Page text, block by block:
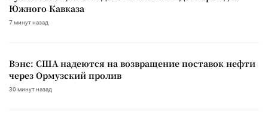
Южного Кавказа
7 минут назад
Вэнс: США надеются на возвращение поставок нефти
через Ормузский пролив
30 минут назад